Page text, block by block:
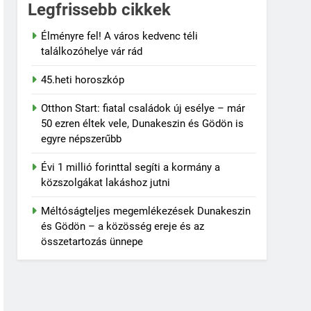
botránya
Legfrissebb cikkek
Élményre fel! A város kedvenc téli
találkozóhelye vár rád
45.heti horoszkóp
Otthon Start: fiatal családok új esélye – már
50 ezren éltek vele, Dunakeszin és Gödön is
egyre népszerűbb
Évi 1 millió forinttal segíti a kormány a
közszolgákat lakáshoz jutni
Méltóságteljes megemlékezések Dunakeszin
és Gödön – a közösség ereje és az
összetartozás ünnepe